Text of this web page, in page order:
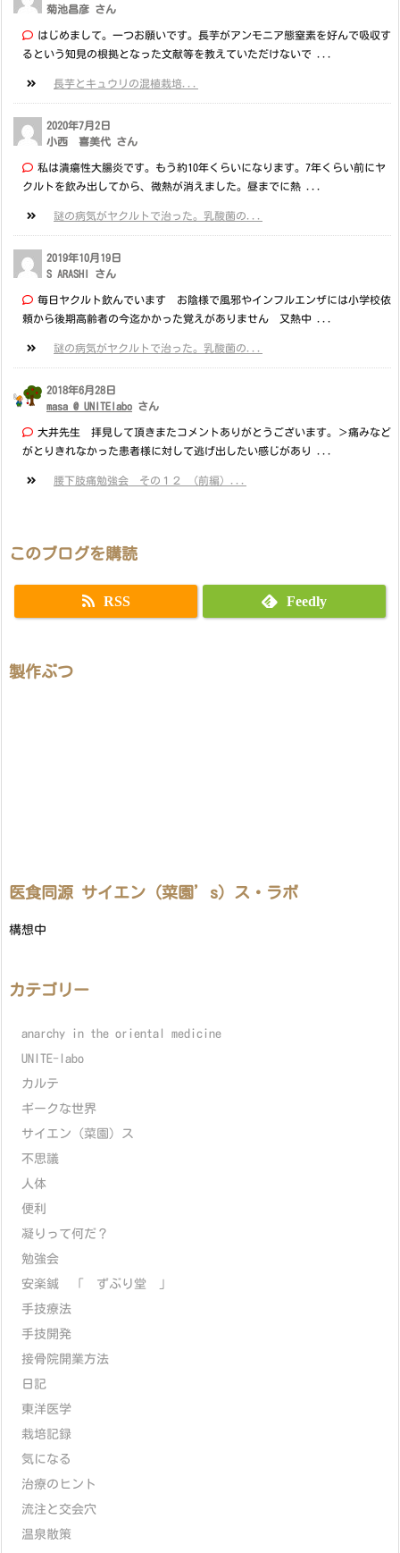
菊池昌彦 さん
はじめまして。一つお願いです。長芋がアンモニア態窒素を好んで吸収す
るという知見の根拠となった文献等を教えていただけないで ...
長芋とキュウリの混植栽培...
2020年7月2日
小西 喜美代 さん
私は潰瘍性大腸炎です。もう約10年くらいになります。7年くらい前にヤ
クルトを飲み出してから、微熱が消えました。昼までに熱 ...
謎の病気がヤクルトで治った。乳酸菌の...
2019年10月19日
S ARASHI さん
毎日ヤクルト飲んでいます お陰様で風邪やインフルエンザには小学校依
頼から後期高齢者の今迄かかった覚えがありません 又熱中 ...
謎の病気がヤクルトで治った。乳酸菌の...
2018年6月28日
masa @ UNITElabo さん
大井先生 拝見して頂きまたコメントありがとうございます。＞痛みなど
がとりきれなかった患者様に対して逃げ出したい感じがあり ...
腰下肢痛勉強会 その１２ （前編）...
このブログを購読
RSS Feedly
製作ぶつ
医食同源 サイエン（菜園’s）ス・ラボ
構想中
カテゴリー
anarchy in the oriental medicine
UNITE-labo
カルテ
ギークな世界
サイエン（菜園）ス
不思議
人体
便利
凝りって何だ？
勉強会
安楽鍼 「 ずぶり堂 」
手技療法
手技開発
接骨院開業方法
日記
東洋医学
栽培記録
気になる
治療のヒント
流注と交会穴
温泉散策